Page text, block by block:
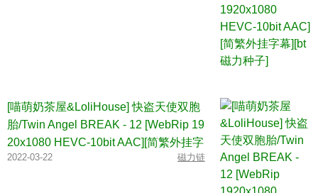
[喵萌奶茶屋&LoliHouse] 快盗天使双胞
胎/Twin Angel BREAK - 12 [WebRip 19
20x1080 HEVC-10bit AAC][简繁外挂字
幕][bt磁力种子]
2022-03-22 磁力链